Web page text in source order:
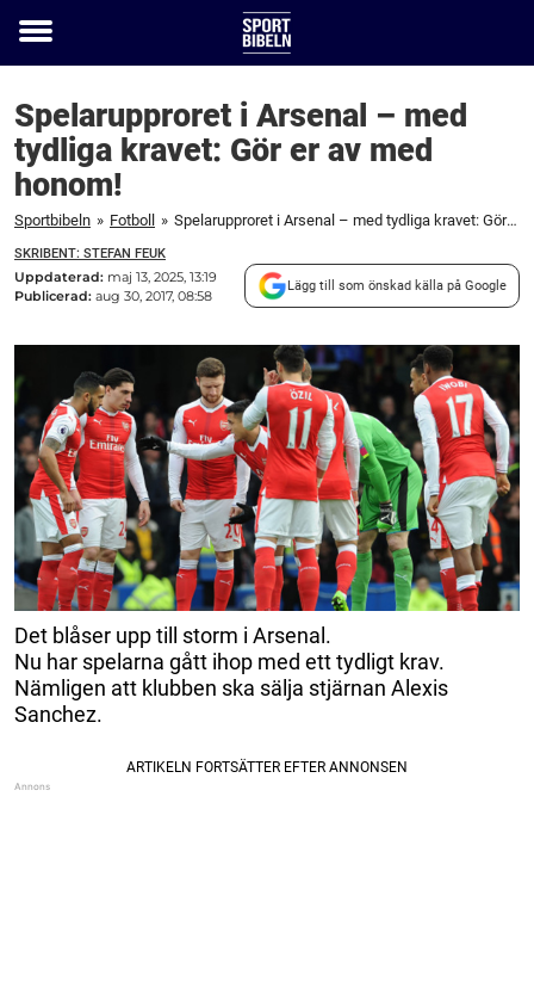
Toggle
Spelarupproret i Arsenal – med
tydliga kravet: Gör er av med
honom!
Sportbibeln » Fotboll » Spelarupproret i Arsenal – med tydliga kravet: Gör er av med honom!
SKRIBENT: STEFAN FEUK
Uppdaterad: maj 13, 2025, 13:19
Publicerad: aug 30, 2017, 08:58
Lägg till som önskad källa på Google
Det blåser upp till storm i Arsenal.
Nu har spelarna gått ihop med ett tydligt krav.
Nämligen att klubben ska sälja stjärnan Alexis
Sanchez.